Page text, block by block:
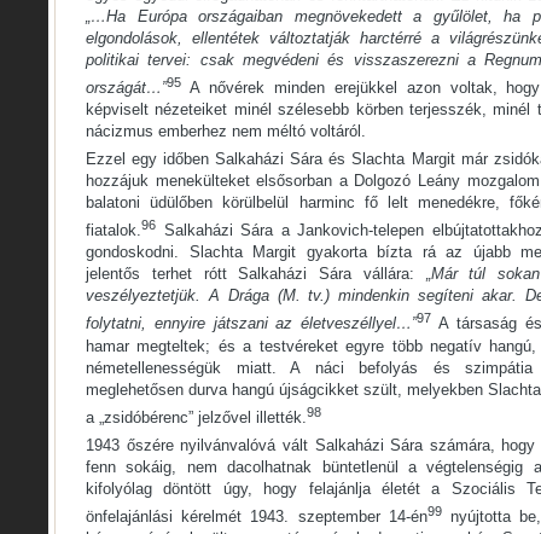
„…Ha Európa országaiban megnövekedett a gyűlölet, ha
elgondolások, ellentétek változtatják harctérré a
politikai tervei: csak megvédeni és visszaszerezni a
országát…”95 A nővérek minden erejükkel azon voltak,
képviselt nézeteiket minél szélesebb körben terjesszék, minél
nácizmus emberhez nem méltó voltáról.
Ezzel egy időben Salkaházi Sára és Slachta Margit már
hozzájuk menekülteket elsősorban a Dolgozó Leány
balatoni üdülőben körülbelül harminc fő lelt menedékre,
fiatalok.96 Salkaházi Sára a Jankovich-telepen
gondoskodni. Slachta Margit gyakorta bízta rá az újabb
jelentős terhet rótt Salkaházi Sára vállára: „Már túl
veszélyeztetjük. A Drága (M. tv.) mindenkin segíteni akar.
folytatni, ennyire játszani az életveszéllyel…”97 A társaság
hamar megteltek; és a testvéreket egyre több negatív
németellenességük miatt. A náci befolyás és
meglehetősen durva hangú újságcikket szült, melyekben
a „zsidóbérenc” jelzővel illették.98
1943 őszére nyilvánvalóvá vált Salkaházi Sára számára,
fenn sokáig, nem dacolhatnak büntetlenül a végtelenségig
kifolyólag döntött úgy, hogy felajánlja életét a Szociális
önfelajánlási kérelmét 1943. szeptember 14-én99nyújtotta